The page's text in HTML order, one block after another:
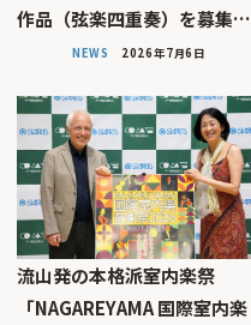
作品（弦楽四重奏）を募集…
NEWS 2026年7月6日
流山発の本格派室内楽祭
「NAGAREYAMA 国際室内楽